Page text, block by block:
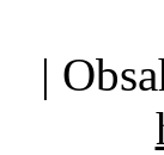
|